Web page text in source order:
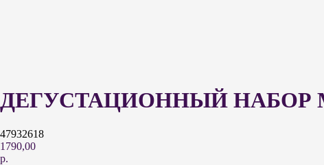
ДЕГУСТАЦИОННЫЙ НАБОР
47932618
1790,00
р.